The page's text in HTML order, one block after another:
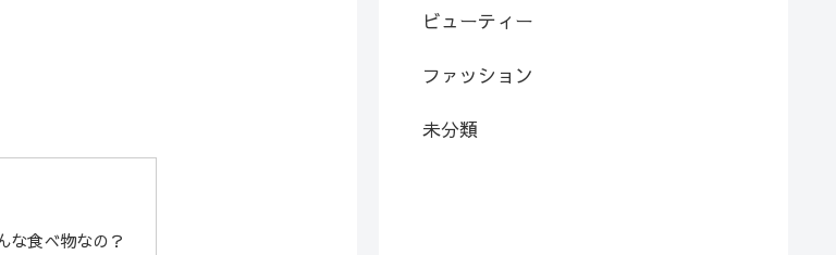
な食べ物なの？
ビューティー
ファッション
未分類